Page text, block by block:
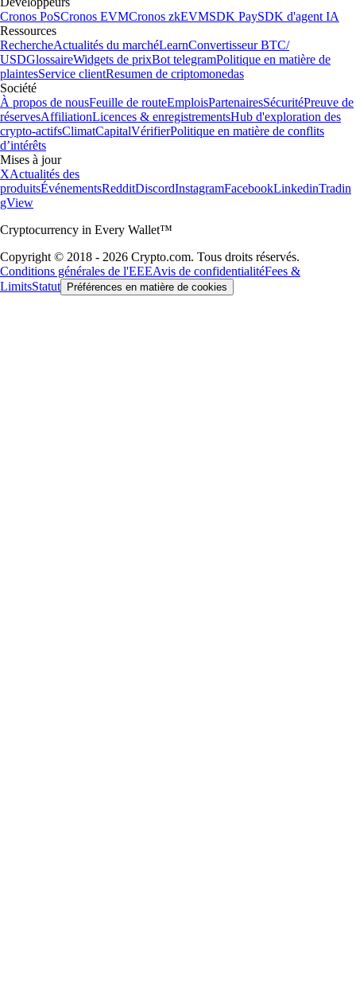
Cronos PoSCronos EVMCronos zkEVMSDK PaySDK d'agent IA
Ressources
RechercheActualités du marchéLearnConvertisseur BTC/
USDGlossaireWidgets de prixBot telegramPolitique en matière de
plaintesService clientResumen de criptomonedas
Société
À propos de nousFeuille de routeEmploisPartenairesSécuritéPreuve de
réservesAffiliationLicences & enregistrementsHub d'exploration des
crypto-actifsClimatCapitalVérifierPolitique en matière de conflits
d’intérêts
Mises à jour
XActualités des
produitsÉvénementsRedditDiscordInstagramFacebookLinkedinTradin
gView
Cryptocurrency in Every Wallet™
Copyright © 2018 - 2026 Crypto.com. Tous droits réservés.
Conditions générales de l'EEEAvis de confidentialitéFees &
LimitsStatut Préférences en matière de cookies